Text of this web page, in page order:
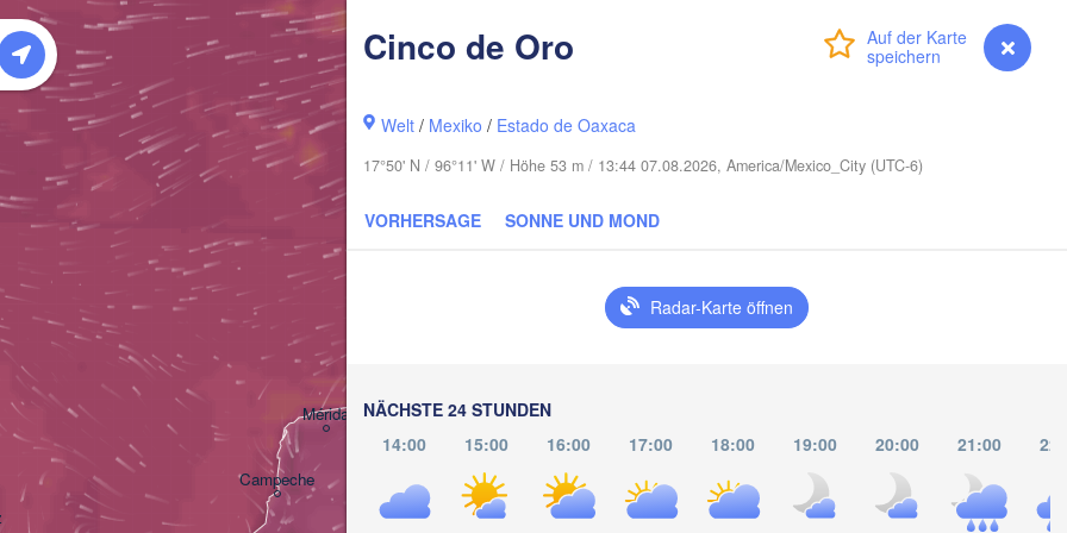
Anmelden myVentusky Vorhersage
Cinco de Oro
Welt / Mexiko / Estado de Oaxaca
17°50' N / 96°11' W / Höhe 53 m / 13:44 07.08.2026, America/Mexico_City (UTC-6)
VORHERSAGE SONNE UND MOND
Radar-Karte öffnen
NÄCHSTE 24 STUNDEN
14:00
15:00 16:00 17:00 18:00 19:00 20:00 21:00
Campeche
La Habana
Port Saint Lucie
Pinar del Río
Mérida Cancún